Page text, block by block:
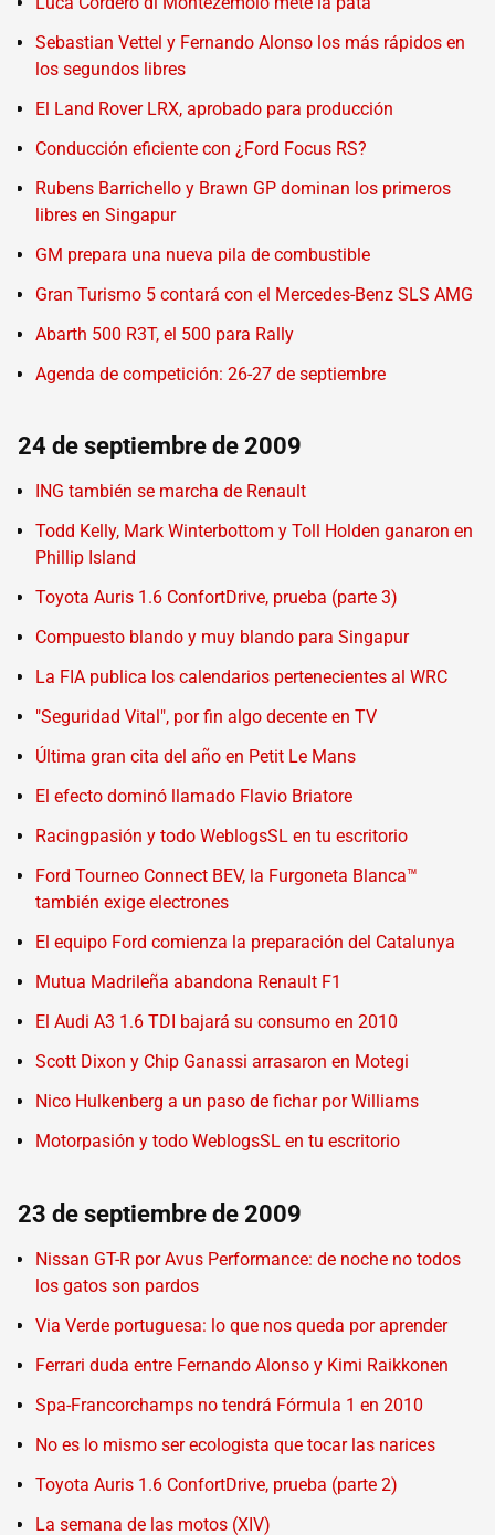
Sebastian Vettel y Fernando Alonso los más rápidos en
los segundos libres
El Land Rover LRX, aprobado para producción
Conducción eficiente con ¿Ford Focus RS?
Rubens Barrichello y Brawn GP dominan los primeros
libres en Singapur
GM prepara una nueva pila de combustible
Gran Turismo 5 contará con el Mercedes-Benz SLS AMG
Abarth 500 R3T, el 500 para Rally
Agenda de competición: 26-27 de septiembre
24 de septiembre de 2009
ING también se marcha de Renault
Todd Kelly, Mark Winterbottom y Toll Holden ganaron en
Phillip Island
Toyota Auris 1.6 ConfortDrive, prueba (parte 3)
Compuesto blando y muy blando para Singapur
La FIA publica los calendarios pertenecientes al WRC
"Seguridad Vital", por fin algo decente en TV
Última gran cita del año en Petit Le Mans
El efecto dominó llamado Flavio Briatore
Racingpasión y todo WeblogsSL en tu escritorio
Ford Tourneo Connect BEV, la Furgoneta Blanca™
también exige electrones
El equipo Ford comienza la preparación del Catalunya
Mutua Madrileña abandona Renault F1
El Audi A3 1.6 TDI bajará su consumo en 2010
Scott Dixon y Chip Ganassi arrasaron en Motegi
Nico Hulkenberg a un paso de fichar por Williams
Motorpasión y todo WeblogsSL en tu escritorio
23 de septiembre de 2009
Nissan GT-R por Avus Performance: de noche no todos
los gatos son pardos
Via Verde portuguesa: lo que nos queda por aprender
Ferrari duda entre Fernando Alonso y Kimi Raikkonen
Spa-Francorchamps no tendrá Fórmula 1 en 2010
No es lo mismo ser ecologista que tocar las narices
Toyota Auris 1.6 ConfortDrive, prueba (parte 2)
La semana de las motos (XIV)